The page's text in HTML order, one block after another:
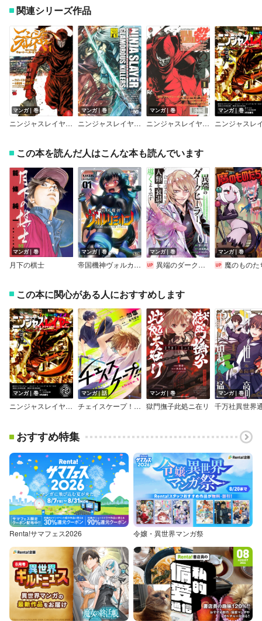
関連シリーズ作品
マンガ｜巻
ニンジャスレイヤー キョート・ヘル・オン・アース
マンガ｜巻
ニンジャスレイヤーグラマラスキラーズ
マンガ｜巻
ニンジャスレイヤー殺
マンガ｜巻
この本を読んだ人はこんな本も読んでいます
マンガ｜巻
月下の棋士
マンガ｜巻
帝国機神ヴォルカミオン
マンガ｜巻
異端のダークヒーラー、魔国幹部として人類を衰退に導くようです ～ただ心穏やかに利益と知識を追求したいだけなのに～【電子書店共通特典イラスト付】
マンガ｜巻
魔のものたちは企
この本に関心がある人におすすめします
マンガ｜巻
ニンジャスレイヤー カラーライズ版
マンガ｜話
チェイスケープ！！【単話売】
マンガ｜巻
獄門撫子此処ニ在リ
マンガ｜巻
千万社異世界
おすすめ特集
Renta!サマフェス2026 令嬢・異世界マンガ祭